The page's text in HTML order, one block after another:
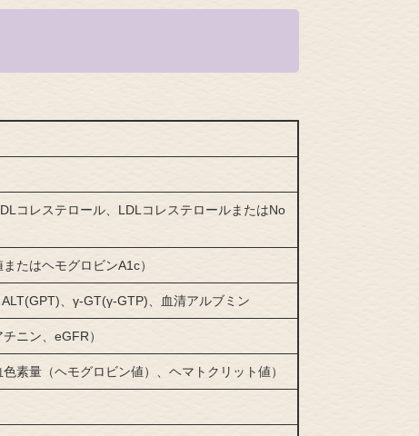
コレステロール、LDLコレステロールまたはNo
たはヘモグロビンA1c）
、γ-GT(γ-GTP)、血清アルブミン
ニン、eGFR）
素量（ヘモグロビン値）、ヘマトクリット値）